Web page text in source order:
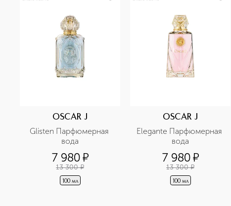
OSCAR J
Glisten Парфюмерная
вода
7 980¤
13 300 ¤
100 мл
OSCAR J
Elegante Парфюмерная
вода
7 980¤
13 300 ¤
100 мл